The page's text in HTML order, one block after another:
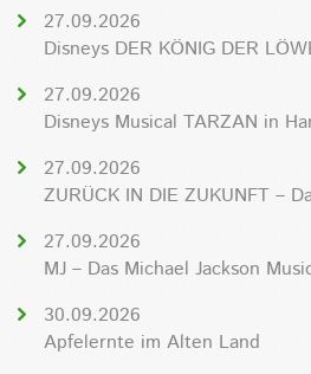
27.09.2026
Disneys DER KÖNIG DER
27.09.2026
Disneys Musical TARZAN in
27.09.2026
ZURÜCK IN DIE ZUKUNFT –
27.09.2026
MJ – Das Michael Jackson
30.09.2026
Apfelernte im Alten Land